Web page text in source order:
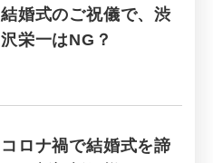
結婚式のご祝儀で、渋
沢栄一はNG？
コロナ禍で結婚式を諦